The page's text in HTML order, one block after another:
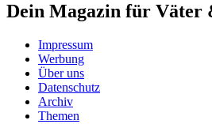
Dein Magazin für Väter
Impressum
Werbung
Über uns
Datenschutz
Archiv
Themen